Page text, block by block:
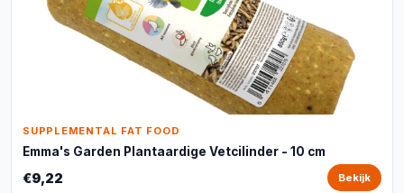
SUPPLEMENTAL FAT FOOD
Emma's Garden Plantaardige Vetcilinder - 10 cm
€9,22 Bekijk